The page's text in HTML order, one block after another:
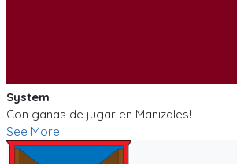
System
Con ganas de jugar en Manizales!
See More